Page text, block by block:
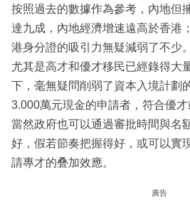
按照過去的數據作為參考，內地但
達九成，內地經濟增速遠高於香港
港身分證的吸引力無疑減弱了不少。
尤其是高才和優才移民已經錄得大
下，毫無疑問削弱了資本入境計劃
3.000萬元現金的申請者，符合優才
當然政府也可以通過審批時間與名
好，假若節奏把握得好，或可以實
請專才的叠加效應。
廣告